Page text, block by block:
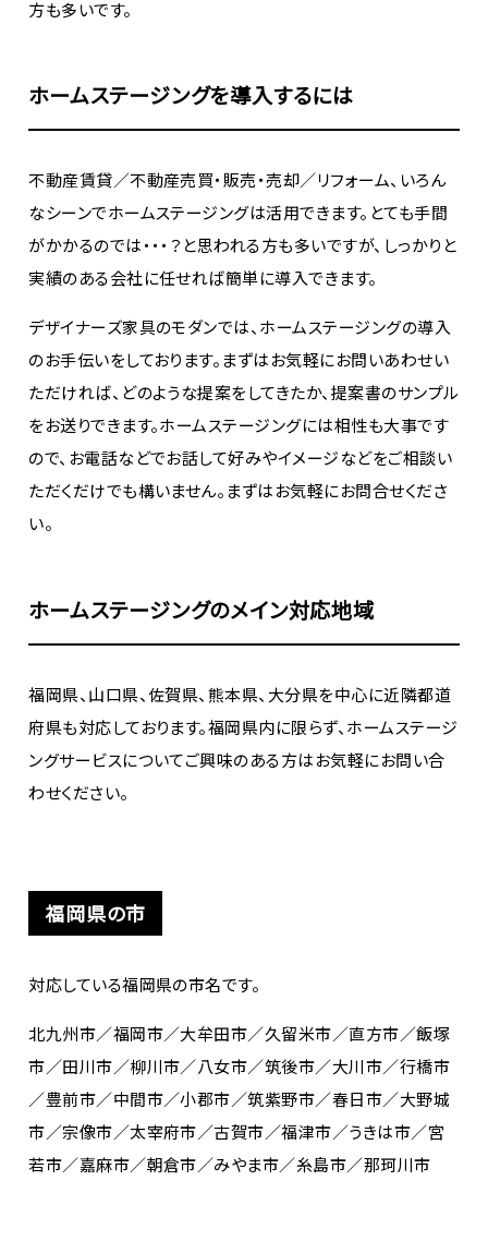
方も多いです。
ホームステージングを導入するには
不動産賃貸／不動産売買・販売・売却／リフォーム、いろん
なシーンでホームステージングは活用できます。とても手間
がかかるのでは・・・？と思われる方も多いですが、しっかりと
実績のある会社に任せれば簡単に導入できます。
デザイナーズ家具のモダンでは、ホームステージングの導入
のお手伝いをしております。まずはお気軽にお問いあわせい
ただければ、どのような提案をしてきたか、提案書のサンプル
をお送りできます。ホームステージングには相性も大事です
ので、お電話などでお話して好みやイメージなどをご相談い
ただくだけでも構いません。まずはお気軽にお問合せくださ
い。
ホームステージングのメイン対応地域
福岡県、山口県、佐賀県、熊本県、大分県を中心に近隣都道
府県も対応しております。福岡県内に限らず、ホームステージ
ングサービスについてご興味のある方はお気軽にお問い合
わせください。
福岡県の市
対応している福岡県の市名です。
北九州市／福岡市／大牟田市／久留米市／直方市／飯塚
市／田川市／柳川市／八女市／筑後市／大川市／行橋市
／豊前市／中間市／小郡市／筑紫野市／春日市／大野城
市／宗像市／太宰府市／古賀市／福津市／うきは市／宮
若市／嘉麻市／朝倉市／みやま市／糸島市／那珂川市